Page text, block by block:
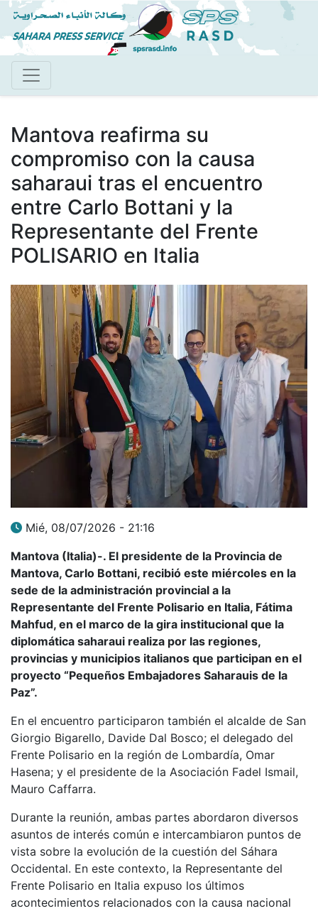
Pasar
al
contenido
Mantova reafirma su
compromiso con la causa
saharaui tras el encuentro
entre Carlo Bottani y la
Representante del Frente
POLISARIO en Italia
Mié, 08/07/2026 - 21:16
Mantova (Italia)-. El presidente de la Provincia de
Mantova, Carlo Bottani, recibió este miércoles en la
sede de la administración provincial a la
Representante del Frente Polisario en Italia, Fátima
Mahfud, en el marco de la gira institucional que la
diplomática saharaui realiza por las regiones,
provincias y municipios italianos que participan en el
proyecto “Pequeños Embajadores Saharauis de la
Paz”.
En el encuentro participaron también el alcalde de San
Giorgio Bigarello, Davide Dal Bosco; el delegado del
Frente Polisario en la región de Lombardía, Omar
Hasena; y el presidente de la Asociación Fadel Ismail,
Mauro Caffarra.
Durante la reunión, ambas partes abordaron diversos
asuntos de interés común e intercambiaron puntos de
vista sobre la evolución de la cuestión del Sáhara
Occidental. En este contexto, la Representante del
Frente Polisario en Italia expuso los últimos
acontecimientos relacionados con la causa nacional